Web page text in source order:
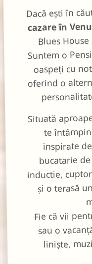
Dacă ești în
cazare în
Blues
Suntem o
oaspeți cu
oferind o
Situată
te
inspirate
bucatarie
inductie,
și o terasă
Fie că vii
sau o
liniște,